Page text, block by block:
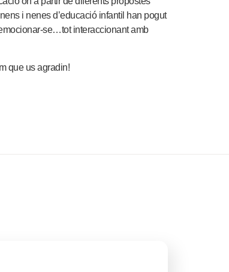
i nenes d’educació infantil han pogut
se…tot interaccionant amb
que us agradin!